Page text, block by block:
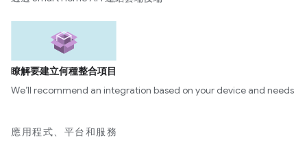
瞭解要建立何種整合項目
We’ll recommend an integration based on your device and needs
應用程式、平台和服務